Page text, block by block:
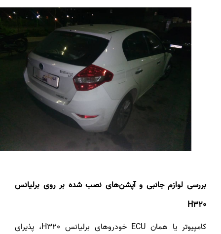
بررسی لوازم جانبی و آپشن‌های نصب شده بر روی برلیانس
H320
کامپیوتر یا همان ECU خودروهای برلیانس H320، پذیرای